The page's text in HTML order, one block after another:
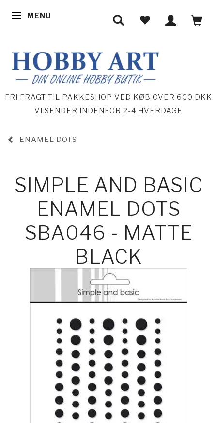
SKIFTE NAVIGATION
MENU
FRI FRAGT TIL PAKKESHOP VED KØB OVER 600 DKK
VI SENDER INDENFOR 2-4 HVERDAGE
ENAMEL DOTS
SIMPLE AND BASIC
ENAMEL DOTS
SBA046 - MATTE
BLACK